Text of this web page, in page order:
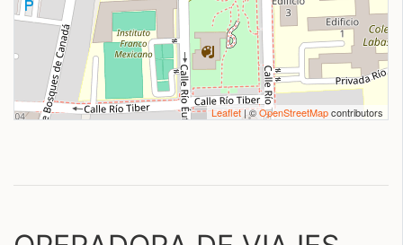
Leaflet| ©OpenStreetMapcontributors